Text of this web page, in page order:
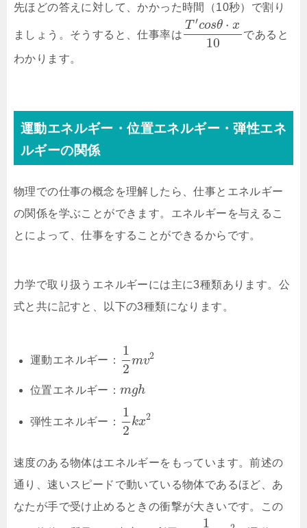
先ほどの答えに対して、かかった時間（10秒）で割り
ましょう。そうすると、仕事率は
T ′cosθ ⋅ x
10
であると
わかります。
運動エネルギー・位置エネルギー・弾性エネ
ルギーの関係
物理での仕事の概念を理解したら、仕事とエネルギー
の関係を学ぶことができます。エネルギーを与えるこ
とによって、仕事をすることができるからです。
力学で取り扱うエネルギーには主に3種類あります。公
式と共に記すと、以下の3種類になります。
運動エネルギー：
1
2
mv2
位置エネルギー：mgh
弾性エネルギー：
1
2
kx2
速度のある物体はエネルギーをもっています。前述の
通り、速いスピードで動いている物体であるほど、あ
なたが手で受け止めるときの衝撃が大きいです。この
1